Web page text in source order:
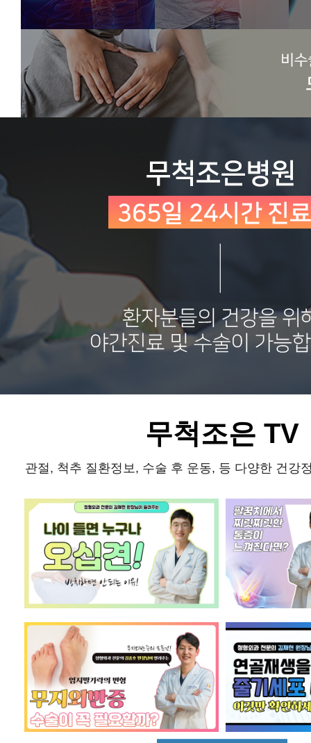
무척조은 TV
관절, 척추 질환정보, 수술 후 운동, 등 다양한 건강